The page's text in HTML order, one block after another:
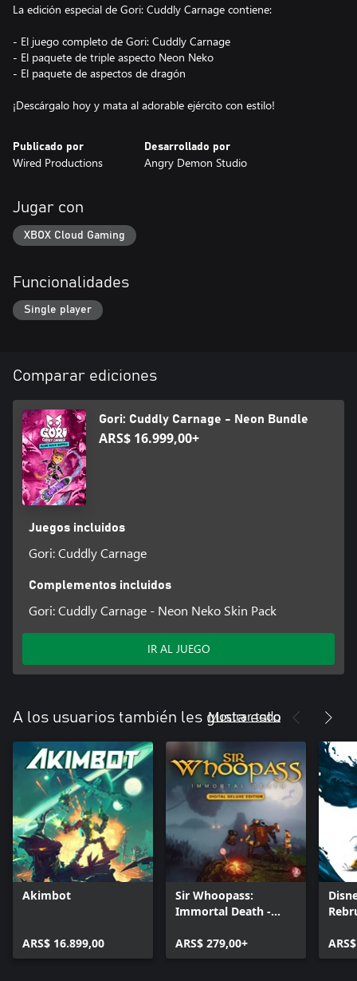
La edición especial de Gori: Cuddly Carnage contiene:
- El juego completo de Gori: Cuddly Carnage
- El paquete de triple aspecto Neon Neko
- El paquete de aspectos de dragón
¡Descárgalo hoy y mata al adorable ejército con estilo!
Publicado por
Wired Productions
Desarrollado por
Angry Demon Studio
Jugar con
XBOX Cloud Gaming
Funcionalidades
Single player
Comparar ediciones
Gori: Cuddly Carnage - Neon Bundle
ARS$ 16.999,00+
Juegos incluidos
Gori: Cuddly Carnage
Complementos incluidos
Gori: Cuddly Carnage - Neon Neko Skin Pack
IR AL JUEGO
A los usuarios también les gusta esto
Mostrar todo
Akimbot
ARS$ 16.899,00
Sir Whoopass:
Immortal Death -
ARS$ 279,00+